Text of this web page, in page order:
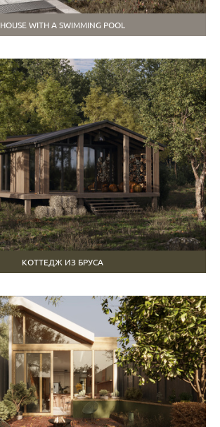
HOUSE WITH A SWIMMING POOL
КОТТЕДЖ ИЗ БРУСА